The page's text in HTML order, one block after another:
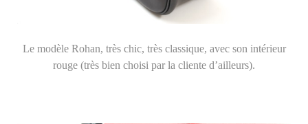
Le modèle Rohan, très chic, très classique, avec son intérieur
rouge (très bien choisi par la cliente d’ailleurs).